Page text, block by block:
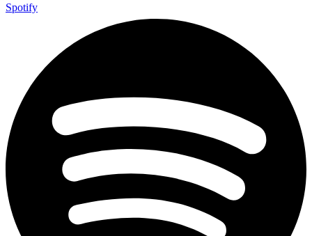
Spotify